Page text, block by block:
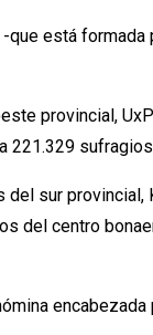
-que está formada
provincial,
sur
del centro